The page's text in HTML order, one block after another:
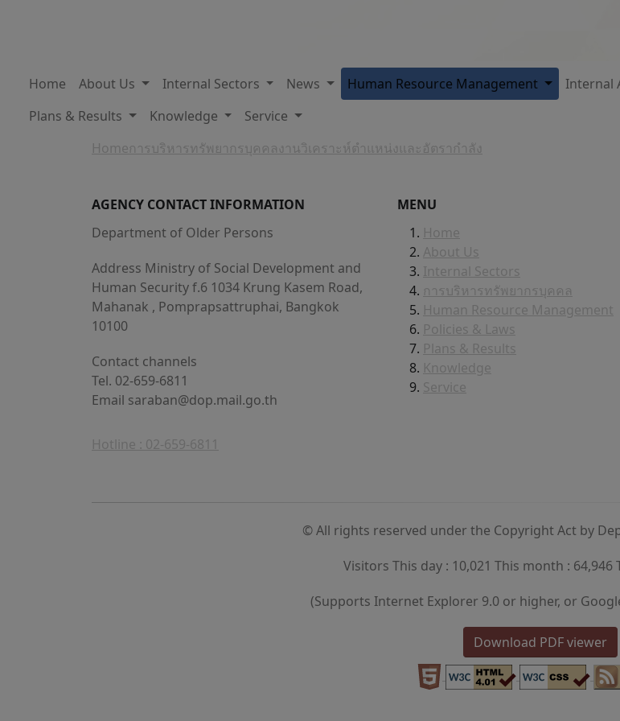
Home About Us Internal Sectors News Human Resource Management Internal
Plans & Results
Knowledge
Service
Homeการบริหารทรัพยากรบุคคลงานวิเคราะห์ตำแหน่งและอัตรากำลัง
AGENCY CONTACT INFORMATION
Department of Older Persons
Address Ministry of Social Development and
Human Security f.6 1034 Krung Kasem Road,
Mahanak , Pomprapsattruphai, Bangkok
10100
Contact channels
Tel. 02-659-6811
Email saraban@dop.mail.go.th
Hotline : 02-659-6811
MENU
Home
About Us
Internal Sectors
การบริหารทรัพยากรบุคคล
Human Resource Management
Policies & Laws
Plans & Results
Knowledge
Service
© All rights reserved under the Copyright Act by
Visitors This day : 10,021 This month : 64,946
(Supports Internet Explorer 9.0 or higher, or
Download PDF viewer